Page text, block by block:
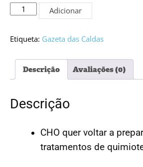
Quantidade
de
PDF
Adicionar
Etiqueta: Gazeta das Caldas
Descrição Avaliações (0)
Descrição
CHO quer voltar a
tratamentos de